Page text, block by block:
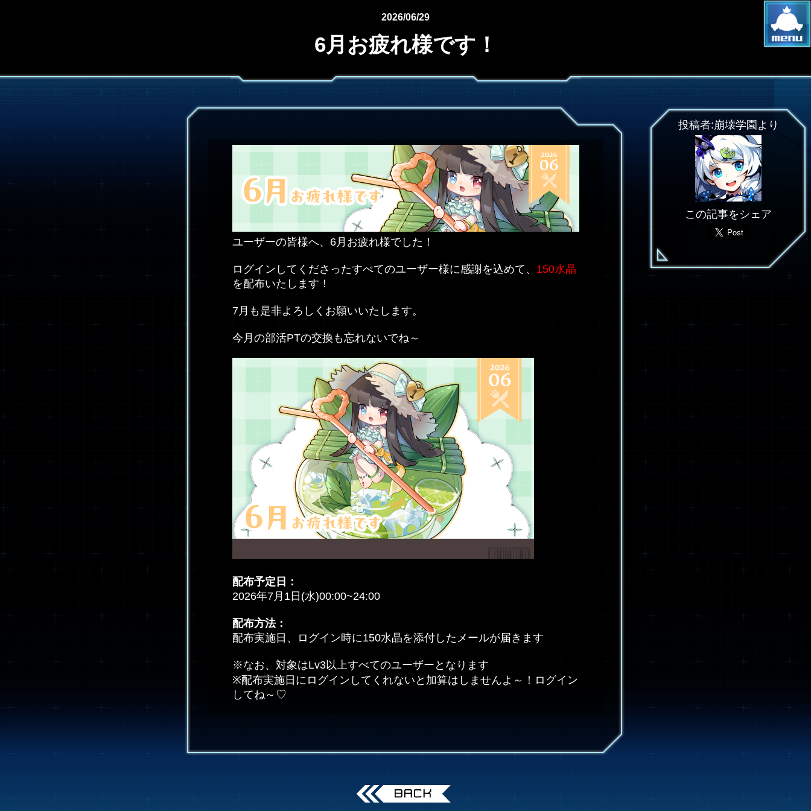
2026/06/29
6月お疲れ様です！
ユーザーの皆様へ、6月お疲れ様でした！
ログインしてくださったすべてのユーザー様に感謝を込めて、 150水晶
を配布いたします！
7月も是非よろしくお願いいたします。
今月の部活PTの交換も忘れないでね～
配布予定日：
2026年7月1日(水)00:00~24:00
配布方法：
配布実施日、ログイン時に150水晶を添付したメールが届きます
※なお、対象はLv3以上すべてのユーザーとなります
※配布実施日にログインしてくれないと加算はしませんよ～！ログイン
してね～♡
投稿者:崩壊学園より
この記事をシェア